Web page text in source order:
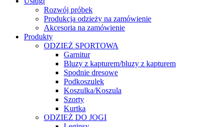
Rozwój próbek
Produkcja odzieży na zamówienie
Akcesoria na zamówienie
Produkty
ODZIEŻ SPORTOWA
Garnitur
Bluzy z kapturem/bluzy z kapturem
Spodnie dresowe
Podkoszulek
Koszulka/Koszula
Szorty
Kurtka
ODZIEŻ DO JOGI